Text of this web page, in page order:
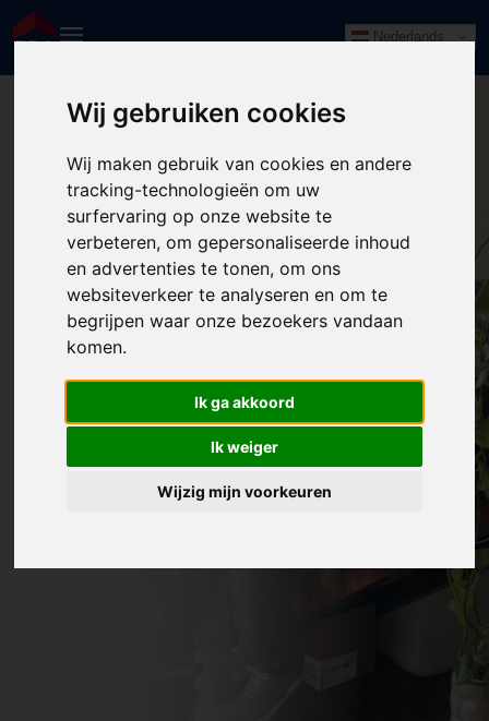
Wij gebruiken cookies
Wij maken gebruik van cookies en andere
tracking-technologieën om uw
surfervaring op onze website te
verbeteren, om gepersonaliseerde inhoud
en advertenties te tonen, om ons
websiteverkeer te analyseren en om te
begrijpen waar onze bezoekers vandaan
komen.
Ik ga akkoord
Ik weiger
Wijzig mijn voorkeuren
Nederlands
Wellicht elders?